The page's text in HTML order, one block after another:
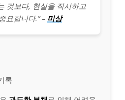
것보다, 현실을 직시하고
요합니다.” – 미상
록